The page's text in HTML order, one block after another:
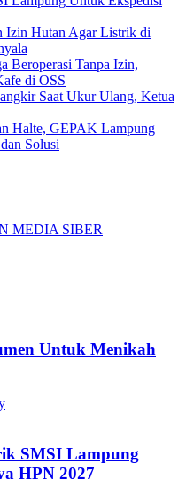
Izin Hutan Agar Listrik di
Beroperasi Tanpa Izin,
di OSS
Saat Ukur Ulang, Ketua
Halte, GEPAK Lampung
Solusi
MEDIA SIBER
Untuk Menikah
SMSI Lampung
HPN 2027